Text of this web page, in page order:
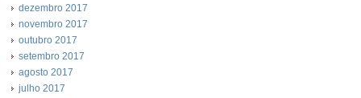
dezembro 2017
novembro 2017
outubro 2017
setembro 2017
agosto 2017
julho 2017